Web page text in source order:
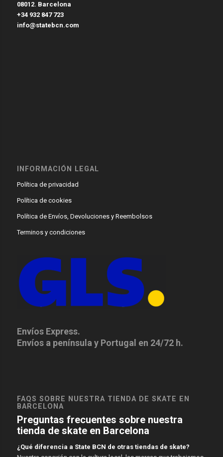
08012. Barcelona
+34 932 847 723
info@statebcn.com
INFORMACIÓN LEGAL
Política de privacidad
Política de cookies
Política de Envíos, Devoluciones y Reembolsos
Terminos y condiciones
Envíos Express.
Envíos a península y Portugal en 24/72 h.
FAQS SOBRE NUESTRA TIENDA DE SKATE EN
BARCELONA
Preguntas frecuentes sobre nuestra
tienda de skate en Barcelona
¿Qué diferencia a State BCN de otras tiendas de skate?